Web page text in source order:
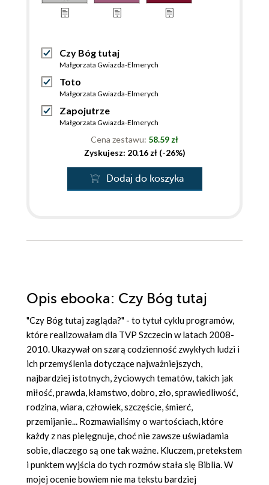
Czy Bóg tutaj
Małgorzata Gwiazda-Elmerych
Toto
Małgorzata Gwiazda-Elmerych
Zapojutrze
Małgorzata Gwiazda-Elmerych
Cena zestawu: 58.59 zł
Zyskujesz: 20.16 zł (-26%)
Dodaj do koszyka
Opis ebooka: Czy Bóg tutaj
"Czy Bóg tutaj zagląda?" - to tytuł cyklu programów,
które realizowałam dla TVP Szczecin w latach 2008-
2010. Ukazywał on szarą codzienność zwykłych ludzi i
ich przemyślenia dotyczące najważniejszych,
najbardziej istotnych, życiowych tematów, takich jak
miłość, prawda, kłamstwo, dobro, zło, sprawiedliwość,
rodzina, wiara, człowiek, szczęście, śmierć,
przemijanie... Rozmawialiśmy o wartościach, które
każdy z nas pielęgnuje, choć nie zawsze uświadamia
sobie, dlaczego są one tak ważne. Kluczem, pretekstem
i punktem wyjścia do tych rozmów stała się Biblia. W
mojej ocenie bowiem nie ma tekstu bardziej